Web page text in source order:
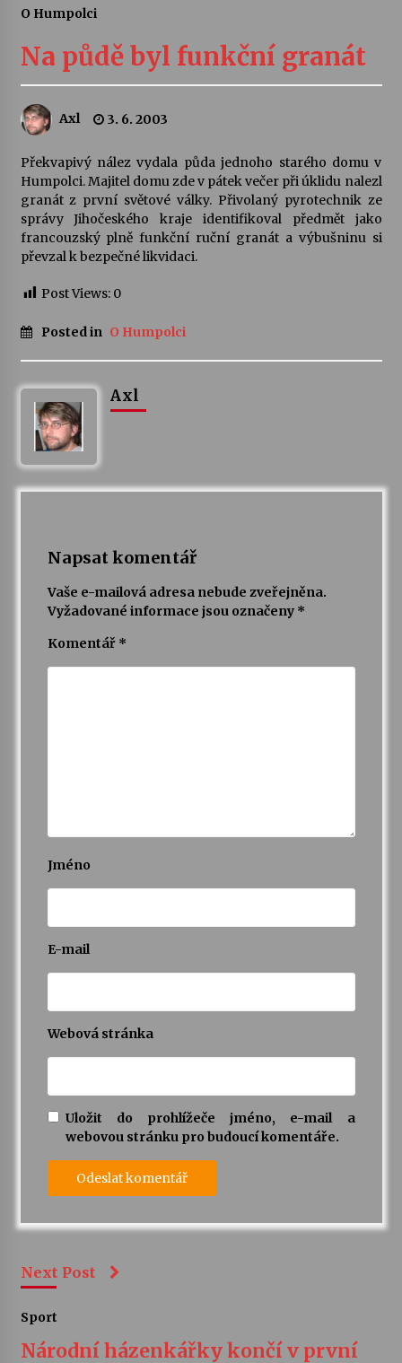
Sukuba Ensemble
4. 8. 2026
Vernisáž výstavy Josefíny Duškové: Stávám se
kapkou
Veselí muzikanti
30. 7. 2026
Letní koncerty ve Stromovce: Kolchoz a
28. 7. 2026
Vysočinka
Petr Adamec – Malovaný svět
O Humpolci
Na půdě byl funkční granát
Axl 3. 6. 2003
Překvapivý nález vydala půda jednoho starého domu v
Humpolci. Majitel domu zde v pátek večer při úklidu nalezl
granát z první světové války. Přivolaný pyrotechnik ze
správy Jihočeského kraje identifikoval předmět jako
francouzský plně funkční ruční granát a výbušninu si
převzal k bezpečné likvidaci.
Post Views: 0
Posted in O Humpolci
Axl
Napsat komentář
Vaše e-mailová adresa nebude zveřejněna.
Vyžadované informace jsou označeny *
Komentář *
Jméno
E-mail
Webová stránka
Uložit do prohlížeče jméno, e-mail a
webovou stránku pro budoucí komentáře.
Next Post
Sport
Národní házenkářky končí v první